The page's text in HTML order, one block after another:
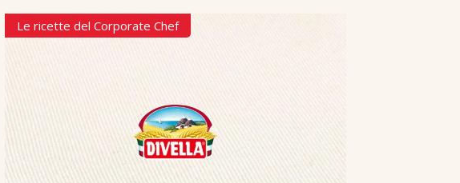
Le ricette del Corporate Chef